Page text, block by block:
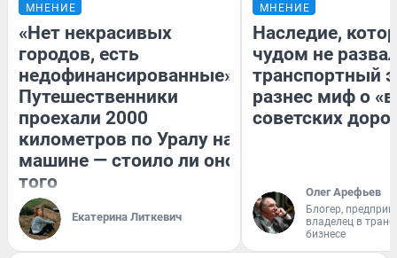
МНЕНИЕ
«Нет некрасивых
городов, есть
недофинансированные».
Путешественники
проехали 2000
километров по Уралу на
машине — стоило ли оно
того
Екатерина Литкевич
МНЕНИЕ
Наследие,
чудом не
транспортный
разнес миф о
советских
Олег Арефьев
Блогер,
владелец в
бизнесе